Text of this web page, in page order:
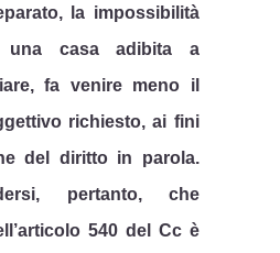
la impossibilità
una casa adibita a
fa venire meno il
richiesto, ai fini
del diritto in parola.
pertanto, che
540 del Cc è